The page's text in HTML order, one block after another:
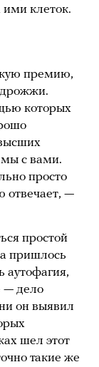
клеток.
премию,
дрожжи.
которых
мы с вами.
просто
отвечает, —
простой
пришлось
аутофагия,
— дело
он выявил
шел этот
такие же